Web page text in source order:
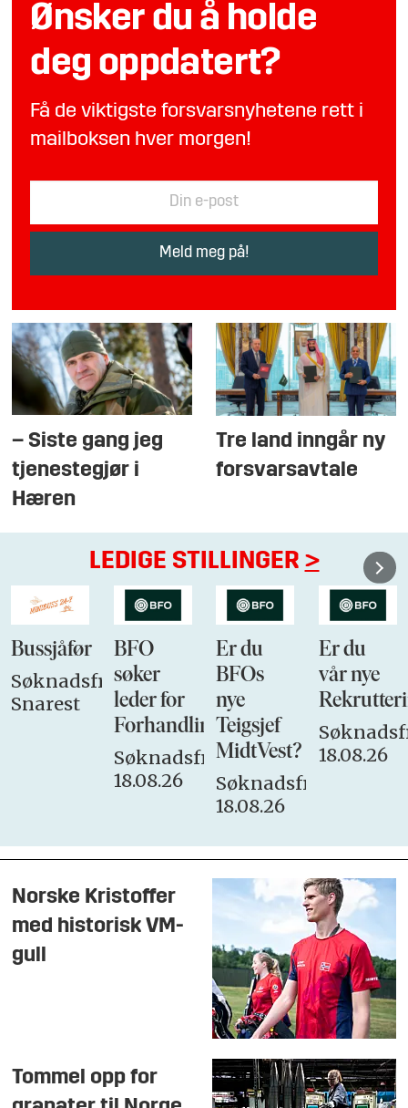
Ønsker du å holde
deg oppdatert?
Få de viktigste forsvarsnyhetene rett i
mailboksen hver morgen!
– Siste gang jeg
tjenestegjør i
Hæren
Tre land inngår ny
forsvarsavtale
LEDIGE STILLINGER >
Bussjåfør
Søknadsfrist:
Snarest
BFO
søker
leder for
Forhandlingsutvalget
Søknadsfrist:
18.08.26
Er du
BFOs
nye
Teigsjef
MidtVest?
Søknadsfrist:
18.08.26
Er du
vår nye
18.08.26
Norske Kristoffer
med historisk VM-
gull
Tommel opp for